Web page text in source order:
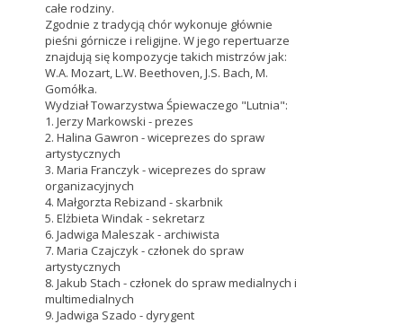
całe rodziny.
Zgodnie z tradycją chór wykonuje głównie
pieśni górnicze i religijne. W jego repertuarze
znajdują się kompozycje takich mistrzów jak:
W.A. Mozart, L.W. Beethoven, J.S. Bach, M.
Gomółka.
Wydział Towarzystwa Śpiewaczego "Lutnia":
1. Jerzy Markowski - prezes
2. Halina Gawron - wiceprezes do spraw
artystycznych
3. Maria Franczyk - wiceprezes do spraw
organizacyjnych
4. Małgorzta Rebizand - skarbnik
5. Elżbieta Windak - sekretarz
6. Jadwiga Maleszak - archiwista
7. Maria Czajczyk - członek do spraw
artystycznych
8. Jakub Stach - członek do spraw medialnych i
multimedialnych
9. Jadwiga Szado - dyrygent